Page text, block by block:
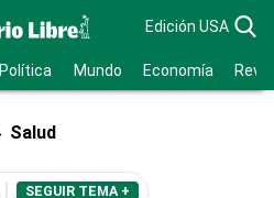
Edición USA
Política Mundo Economía
Salud
SEGUIR TEMA +